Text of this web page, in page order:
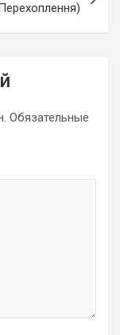
Обязательные